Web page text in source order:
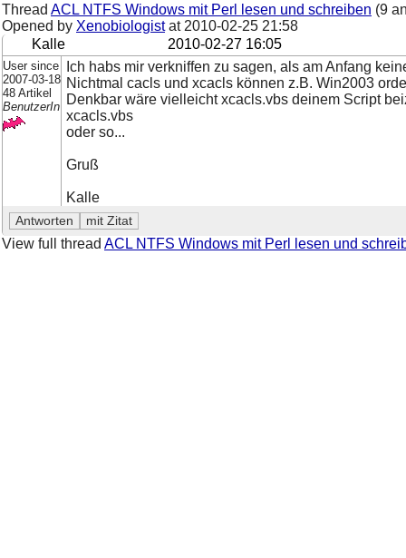
Thread ACL NTFS Windows mit Perl lesen und schreiben (9
Opened by Xenobiologistat 2010-02-25 21:58
Kalle
2010-02-27 16:05
User since
2007-03-18
48 Artikel
BenutzerIn
Ich habs mir verkniffen zu sagen, als am Anfang
Nichtmal cacls und xcacls können z.B. Win2003
Denkbar wäre vielleicht xcacls.vbs deinem Script
xcacls.vbs
oder so...
Gruß
Kalle
View full thread ACL NTFS Windows mit Perl lesen und